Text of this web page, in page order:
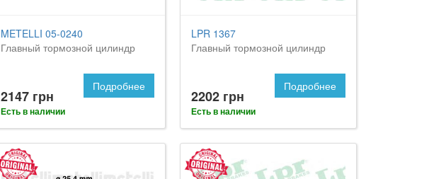
METELLI 05-0240
Главный тормозной цилиндр
2147 грн
Есть в наличии
Подробнее
LPR 1367
Главный тормозной цилиндр
2202 грн
Есть в наличии
Подробнее